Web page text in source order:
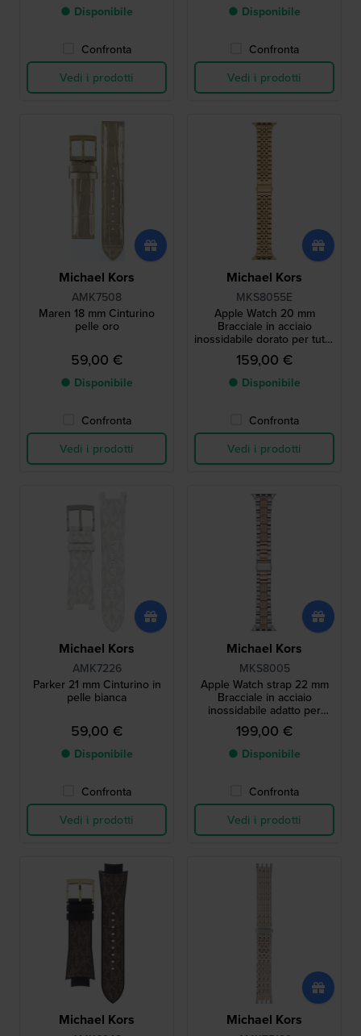
● Disponibile
Confronta
Vedi i prodotti
● Disponibile
Confronta
Vedi i prodotti
Michael Kors
AMK7508
Maren 18 mm Cinturino
pelle oro
59,00 €
● Disponibile
Confronta
Vedi i prodotti
Michael Kors
MKS8055E
Apple Watch 20 mm
Bracciale in acciaio
inossidabile dorato per tutte
le dimensioni di orologi
Apple
159,00 €
● Disponibile
Confronta
Vedi i prodotti
Michael Kors
AMK7226
Parker 21 mm Cinturino in
pelle bianca
59,00 €
● Disponibile
Confronta
Vedi i prodotti
Michael Kors
MKS8005
Apple Watch strap 22 mm
Bracciale in acciaio
inossidabile adatto per
Apple Watch 38/40mm
199,00 €
● Disponibile
Confronta
Vedi i prodotti
Michael Kors Michael Kors